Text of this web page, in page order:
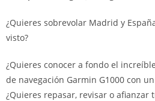
¿Quieres sobrevolar Madrid y
visto?
¿Quieres conocer a fondo el
de navegación Garmin G1000 con
¿Quieres repasar, revisar o afianzar